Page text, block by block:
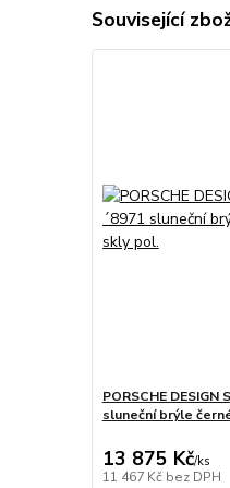
Související
PORSCHE DESIGN
sluneční brýle
13 875 Kč/ks
11 467 Kč bez DPH